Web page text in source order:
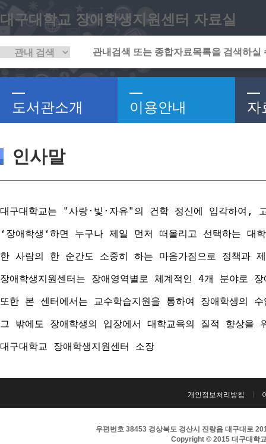
대구대학교 장애학생지원센터 자료실
도서관소개 이용안내 자
인사말
대구대학교는 "사랑·빛·자유"의 건학 정신에 입각하여,
‘장애학생‘하면 누구나 제일 먼저 떠올리고 선택하는 대
한 사람의 한 순간도 소중히 하는 마음가짐으로 정책과
장애학생지원센터는 장애영역별로 체계적인 4개 분야
또한 본 센터에서는 교수학습지원을 통하여 장애학생의
그 밖에도 장애학생의 입장에서 대학교육의 질적 향상
대구대학교 장애학생지원센터 소장
개인정보처리방침
우편번호 38453 경상북도 경산시 진량읍 대구대로
Copyright © 2015 대구대학